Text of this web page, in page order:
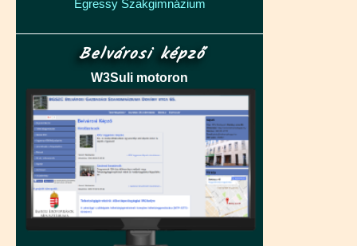
Egressy Szakgimnázium
Belvárosi képző
W3Suli motoron